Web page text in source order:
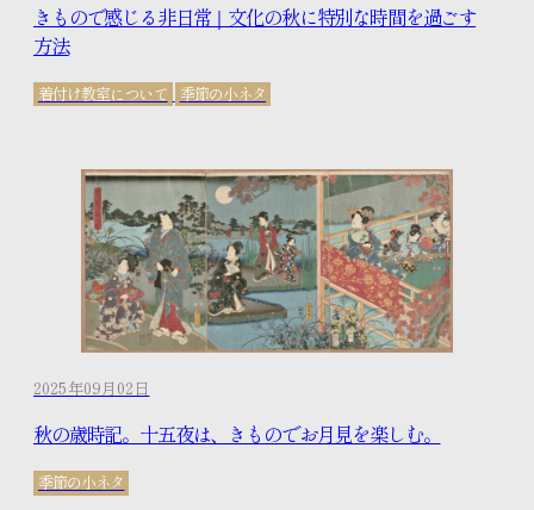
きもので感じる非日常｜文化の秋に特別な時間を過ごす
方法
着付け教室について 季節の小ネタ
2025年09月02日
秋の歳時記。十五夜は、きものでお月見を楽しむ。
季節の小ネタ